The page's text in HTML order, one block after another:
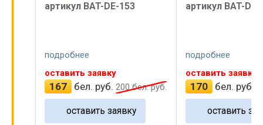
артикул BAT-DE-153
подробнее
оставить заявку
167 бел. руб. 200бел. руб.
оставить заявку
артикул BAT-DE-
подробнее
оставить заявку
170 бел. руб.
оставить